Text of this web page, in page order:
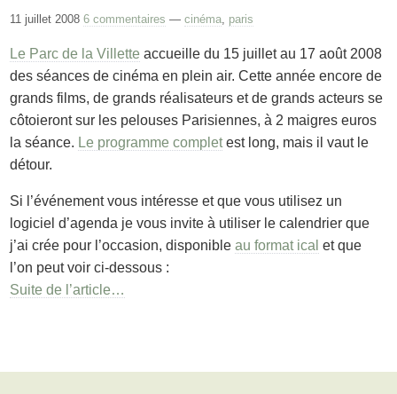
11 juillet 20086 commentaires —cinéma paris
Le Parc de la Villette accueille du 15 juillet au 17 août 2008
des séances de cinéma en plein air. Cette année encore de
grands films, de grands réalisateurs et de grands acteurs se
côtoieront sur les pelouses Parisiennes, à 2 maigres euros
la séance. Le programme completest long, mais il vaut le
détour.
Si l’événement vous intéresse et que vous utilisez un
logiciel d’agenda je vous invite à utiliser le calendrier que
j’ai crée pour l’occasion, disponibleau format ical et que
l’on peut voir ci-dessous :
Suite de l’article…